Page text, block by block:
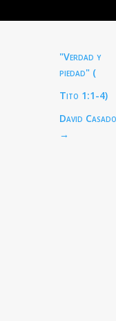
"Verdad y
piedad" (
Tito 1:1-4)
David Casado
→